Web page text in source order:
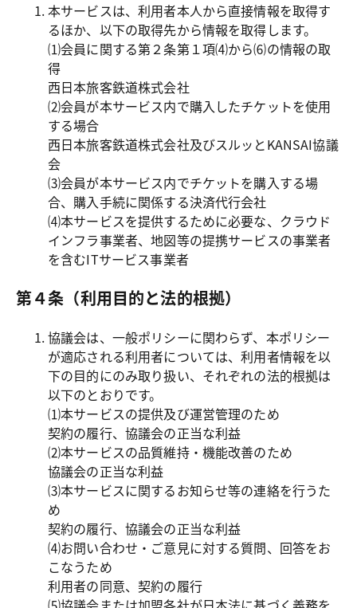
本サービスは、利用者本人から直接情報を取得す
るほか、以下の取得先から情報を取得します。
⑴会員に関する第２条第１項⑷から⑹の情報の取
得
西日本旅客鉄道株式会社
⑵会員が本サービス内で購入したチケットを使用
する場合
西日本旅客鉄道株式会社及びスルッとKANSAI協議
会
⑶会員が本サービス内でチケットを購入する場
合、購入手続に関係する決済代行会社
⑷本サービスを提供するために必要な、クラウド
インフラ事業者、地図等の提携サービスの事業者
を含むITサービス事業者
第４条（利用目的と法的根拠）
協議会は、一般ポリシーに関わらず、本ポリシー
が適応される利用者については、利用者情報を以
下の目的にのみ取り扱い、それぞれの法的根拠は
以下のとおりです。
⑴本サービスの提供及び運営管理のため
契約の履行、協議会の正当な利益
⑵本サービスの品質維持・機能改善のため
協議会の正当な利益
⑶本サービスに関するお知らせ等の連絡を行うた
め
契約の履行、協議会の正当な利益
⑷お問い合わせ・ご意見に対する質問、回答をお
こなうため
利用者の同意、契約の履行